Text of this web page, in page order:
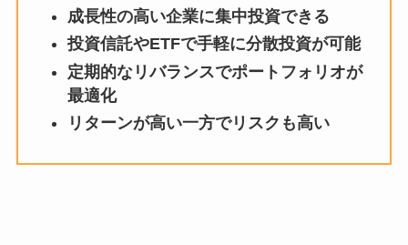
成長性の高い企業に集中投資できる
投資信託やETFで手軽に分散投資が可能
定期的なリバランスでポートフォリオが
最適化
リターンが高い一方でリスクも高い